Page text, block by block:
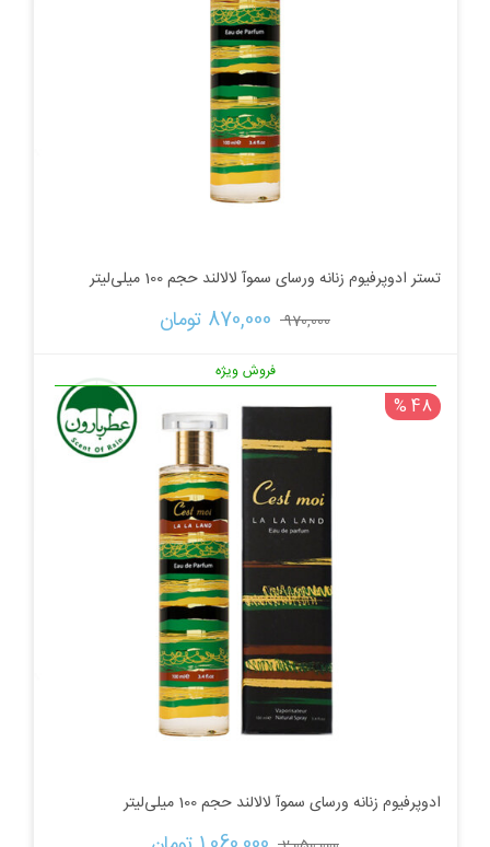
تستر ادوپرفیوم زنانه ورسای سموآ لالالند حجم 100 میلی‌لیتر
970,000 قیمت
اصلی:
970,000 تومان
بود.
870,000 تومان
870,000 تومان.
فروش ویژه
48 %
ادوپرفیوم زنانه ورسای سموآ لالالند حجم 100 میلی‌لیتر
قیمت